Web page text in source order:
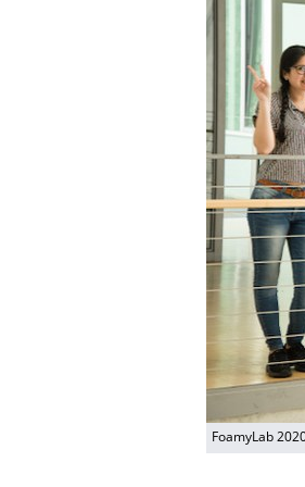
FoamyLab